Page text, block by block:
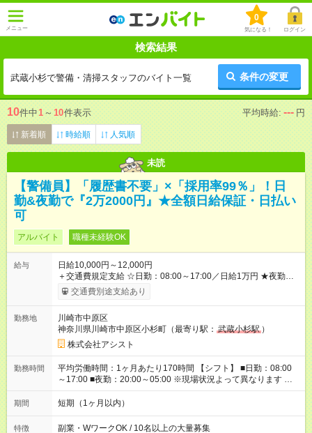
メニュー
0
気になる！ ログイン
検索結果
武蔵小杉で警備・清掃スタッフのバイト一覧 条件の変更
10件中1 ～ 10件表示 平均時給: --- 円
新着順 時給順 人気順
未読
【警備員】「履歴書不要」×「採用率99％」！日
勤&夜勤で『2万2000円』★全額日給保証・日払い
可
アルバイト 職種未経験OK
給与
日給10,000円～12,000円
＋交通費規定支給 ☆日勤：08:00～17:00／日給1万円 ★夜勤：
20:00～05:00／日給1万2000円 -:+:-:+:-:+:-:+:-:+:- 日勤＋夜勤で 1
日『2万2000円』も稼げる！ -:+:-:+:-:+:-:+:-:+:- ■選べる支払い方
べる！ 日払いは、当日に『現金全額』手渡しです♪ ■残業手当
別途支給 ■日給全額保障あり ┗予定時間より早く終わっても日給
は満額支給！ ■資格手当あり ┗施設警備2級など 【試用期間】
試用期間なし
交通費別途支給あり
勤務地
川崎市中原区
神奈川県川崎市中原区小杉町（最寄り駅： 武蔵小杉駅 ）
株式会社アシスト
勤務時間
平均労働時間：1ヶ月あたり170時間 【シフト】 ■日勤：08:00
～17:00 ■夜勤：20:00～05:00 ※現場状況よって異なります ※早
く終われば1現場4～8時間勤務もあり ☆週3～勤務OK！ ☆現場
が早く終わっても日給全額保証！ ☆ご希望の方は「日勤＋夜
日勤：08:00～17:00 ■夜勤：20:00～05:00 ※現場状況よって異
期間 短期（1ヶ月以内）
特徴 副業・WワークOK / 10名以上の大量募集